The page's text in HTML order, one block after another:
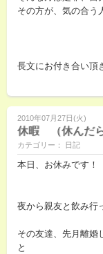
その方が、気の合う
長文にお付き合い頂
2010年07月27日(火)
休暇 （休んだら
カテゴリー： 日記
本日、お休みです！
夜から親友と飲み行
その友達、先月離婚
と